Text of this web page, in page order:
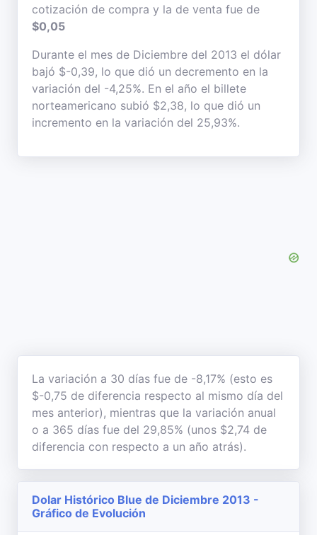
cotización de compra y la de venta fue de
$0,05
Durante el mes de Diciembre del 2013 el dólar
bajó $-0,39, lo que dió un decremento en la
variación del -4,25%. En el año el billete
norteamericano subió $2,38, lo que dió un
incremento en la variación del 25,93%.
La variación a 30 días fue de -8,17% (esto es
$-0,75 de diferencia respecto al mismo día del
mes anterior), mientras que la variación anual
o a 365 días fue del 29,85% (unos $2,74 de
diferencia con respecto a un año atrás).
Dolar Histórico Blue de Diciembre 2013 -
Gráfico de Evolución